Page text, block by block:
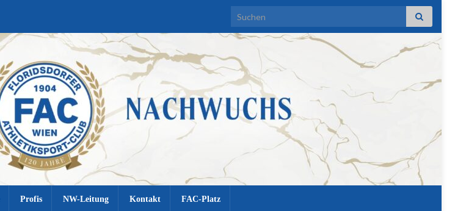
Search for:
Profis NW-Leitung Kontakt FAC-Platz